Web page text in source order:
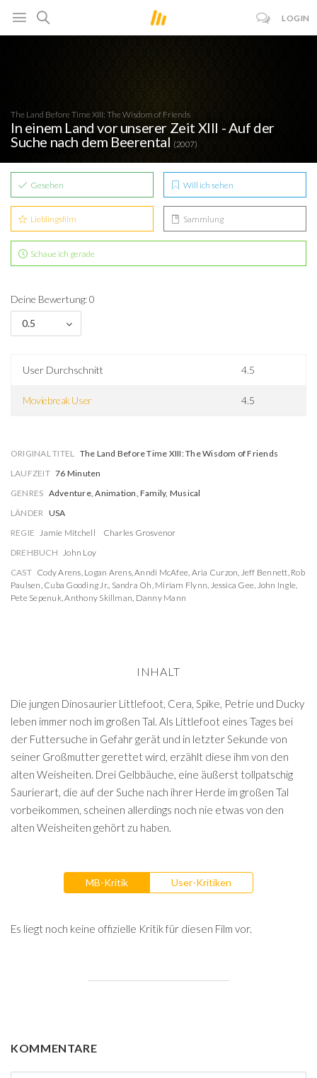
LOGIN
The Land Before Time XIII: The Wisdom of Friends
In einem Land vor unserer Zeit XIII - Auf der
Suche nach dem Beerental (2007)
Gesehen Will ich sehen
Lieblingsfilm Sammlung
Schaue ich gerade
Deine Bewertung: 0
0.5
User Durchschnitt 4.5
Moviebreak User 4.5
ORIGINAL TITEL The Land Before Time XIII: The Wisdom of Friends
LAUFZEIT 76 Minuten
GENRES Adventure, Animation, Family, Musical
LÄNDER USA
REGIE Jamie Mitchell
Charles Grosvenor
DREHBUCH John Loy
CAST Cody Arens, Logan Arens,Anndi McAfee, Aria Curzon, Jeff Bennett, Rob
Paulsen, Cuba Gooding Jr., Sandra Oh, Miriam Flynn, Jessica Gee, John Ingle,
Pete Sepenuk,Anthony Skillman, Danny Mann
INHALT
Die jungen Dinosaurier Littlefoot, Cera, Spike, Petrie und Ducky
leben immer noch im großen Tal. Als Littlefoot eines Tages bei
der Futtersuche in Gefahr gerät und in letzter Sekunde von
seiner Großmutter gerettet wird, erzählt diese ihm von den
alten Weisheiten. Drei Gelbbäuche, eine äußerst tollpatschig
Saurierart, die auf der Suche nach ihrer Herde im großen Tal
vorbeikommen, scheinen allerdings noch nie etwas von den
alten Weisheiten gehört zu haben.
MB-Kritik User-Kritiken
Es liegt noch keine offizielle Kritik für diesen Film vor.
KOMMENTARE